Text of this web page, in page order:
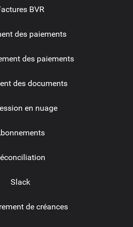
BVR
des paiements
des paiements
des documents
en nuage
Slack
de créances